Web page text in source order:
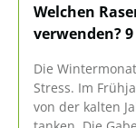
Welchen
verwenden?
Die
Stress. Im
von der kalten